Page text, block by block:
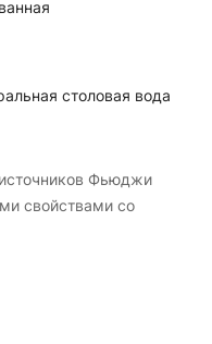
столовая вода
Фьюджи
свойствами со